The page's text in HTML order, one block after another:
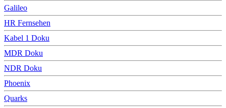
Galileo
HR Fernsehen
Kabel 1 Doku
MDR Doku
NDR Doku
Phoenix
Quarks